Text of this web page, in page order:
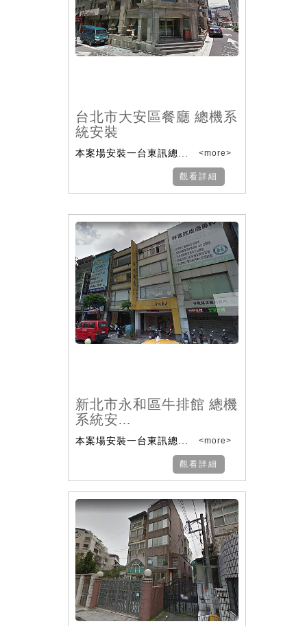
台北市大安區餐廳 總機系
統安裝
本案場安裝一台東訊總... <more>
觀看詳細
新北市永和區牛排館 總機
系統安...
本案場安裝一台東訊總... <more>
觀看詳細